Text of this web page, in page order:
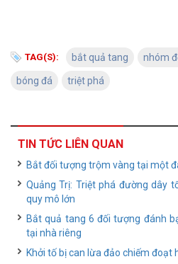
TAG(S): bắt quả tang nhóm
bóng đá triệt phá
TIN TỨC LIÊN QUAN
Bắt đối tượng trộm vàng tại một
Quảng Trị: Triệt phá đường dây
quy mô lớn
Bắt quả tang 6 đối tượng đánh
tại nhà riêng
Khởi tố bị can lừa đảo chiếm đoạt